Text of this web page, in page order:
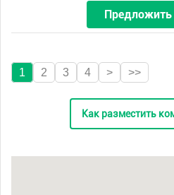
Предложить
1 2 3 4 > >>
Как разместить